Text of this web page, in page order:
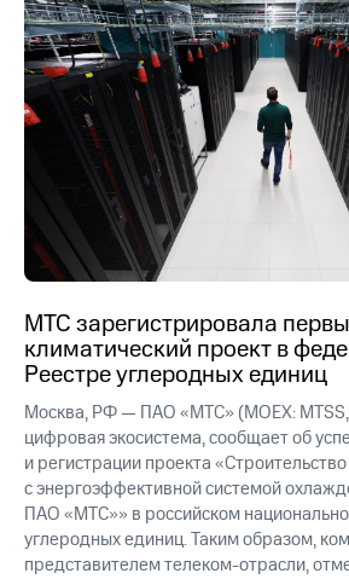
деловая этика
На главную
МТС зарегистрировала
климатический проект в
Реестре углеродных единиц
Москва, РФ — ПАО «МТС» (MOEX:
цифровая экосистема, сообщает об
и регистрации проекта
с энергоэффективной системой
ПАО «МТС»» в российском
углеродных единиц. Таким образом,
представителем телеком-отрасли,